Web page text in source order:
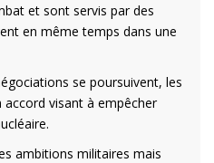
et sont servis par des
en même temps dans une
se poursuivent, les
visant à empêcher
ambitions militaires mais